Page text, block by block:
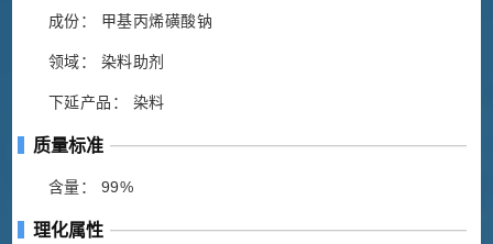
成份： 甲基丙烯磺酸钠
领域： 染料助剂
下延产品： 染料
质量标准
含量： 99%
理化属性